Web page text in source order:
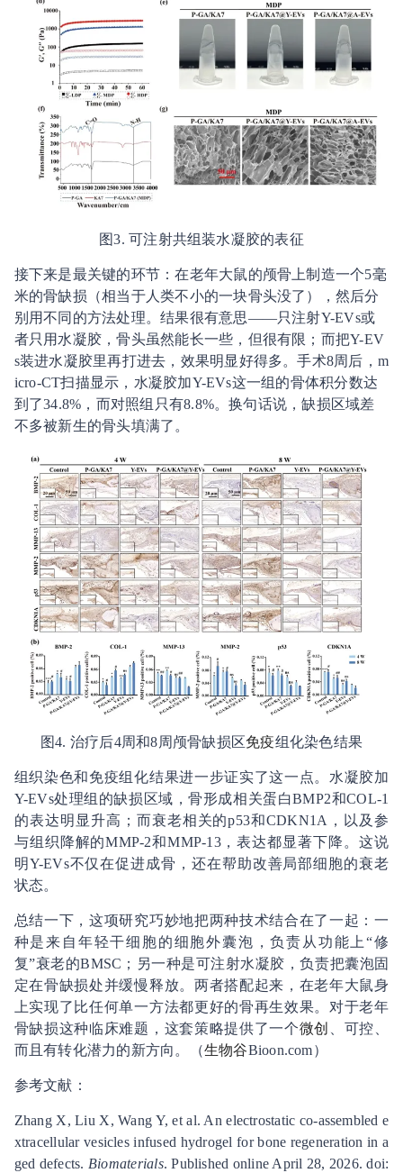
图3. 可注射共组装水凝胶的表征
接下来是最关键的环节：在老年大鼠的颅骨上制造一个5毫
米的骨缺损（相当于人类不小的一块骨头没了），然后分
别用不同的方法处理。结果很有意思——只注射Y-EVs或
者只用水凝胶，骨头虽然能长一些，但很有限；而把Y-EV
s装进水凝胶里再打进去，效果明显好得多。手术8周后，m
icro-CT扫描显示，水凝胶加Y-EVs这一组的骨体积分数达
到了34.8%，而对照组只有8.8%。换句话说，缺损区域差
不多被新生的骨头填满了。
图4. 治疗后4周和8周颅骨缺损区免疫组化染色结果
组织染色和免疫组化结果进一步证实了这一点。水凝胶加
Y-EVs处理组的缺损区域，骨形成相关蛋白BMP2和COL-1
的表达明显升高；而衰老相关的p53和CDKN1A，以及参
与组织降解的MMP-2和MMP-13，表达都显著下降。这说
明Y-EVs不仅在促进成骨，还在帮助改善局部细胞的衰老
状态。
总结一下，这项研究巧妙地把两种技术结合在了一起：一
种是来自年轻干细胞的细胞外囊泡，负责从功能上“修
复”衰老的BMSC；另一种是可注射水凝胶，负责把囊泡固
定在骨缺损处并缓慢释放。两者搭配起来，在老年大鼠身
上实现了比任何单一方法都更好的骨再生效果。对于老年
骨缺损这种临床难题，这套策略提供了一个微创
、可控、
而且有转化潜力的新方向。（生物谷Bioon.com）
参考文献：
Zhang X, Liu X, Wang Y, et al. An electrostatic co-assembled e
xtracellular vesicles infused hydrogel for bone regeneration in a
ged defects. Biomaterials. Published online April 28, 2026. doi: